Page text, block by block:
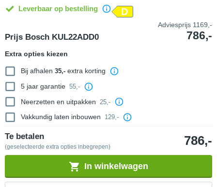
Leverbaar op bestelling D
Prijs Bosch KUL22ADD0
Adviesprijs 1169,-
786,-
Extra opties kiezen
Bij afhalen 35,-extra korting
5 jaar garantie 55,-
Neerzetten en uitpakken 25,-
Vakkundig laten inbouwen 129,-
Te betalen
(geselecteerde extra opties inbegrepen) 786,-
In winkelwagen